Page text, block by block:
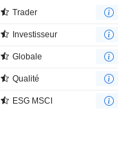
Trader
Investisseur
Globale
Qualité
ESG MSCI